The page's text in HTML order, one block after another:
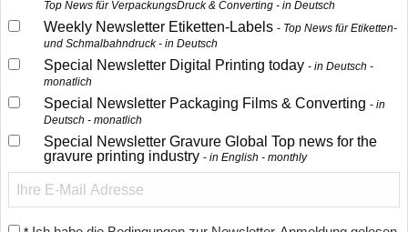
Top News für VerpackungsDruck & Converting - in Deutsch
Weekly Newsletter Etiketten-Labels
Top News für Etiketten-
und Schmalbahndruck - in Deutsch
Special Newsletter Digital Printing today
in Deutsch -
monatlich
Special Newsletter Packaging Films & Converting
in
Deutsch - monatlich
Special Newsletter Gravure Global Top news for the
gravure printing industry
in English - monthly